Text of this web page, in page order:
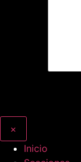
×
Inicio